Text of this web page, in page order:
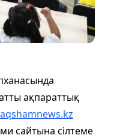
ақпараттық
aqshamnews.kz
сайтына сілтеме